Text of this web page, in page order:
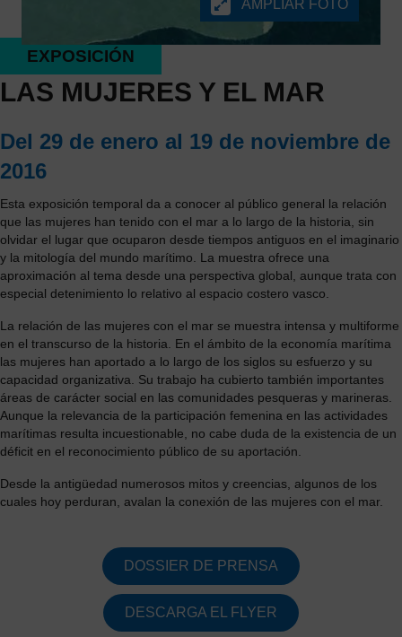
EXPOSICIÓN
LAS MUJERES Y EL MAR
Del 29 de enero al 19 de noviembre de
2016
Esta exposición temporal da a conocer al público general la relación
que las mujeres han tenido con el mar a lo largo de la historia, sin
olvidar el lugar que ocuparon desde tiempos antiguos en el imaginario
y la mitología del mundo marítimo. La muestra ofrece una
aproximación al tema desde una perspectiva global, aunque trata con
especial detenimiento lo relativo al espacio costero vasco.
La relación de las mujeres con el mar se muestra intensa y multiforme
en el transcurso de la historia. En el ámbito de la economía marítima
las mujeres han aportado a lo largo de los siglos su esfuerzo y su
capacidad organizativa. Su trabajo ha cubierto también importantes
áreas de carácter social en las comunidades pesqueras y marineras.
Aunque la relevancia de la participación femenina en las actividades
marítimas resulta incuestionable, no cabe duda de la existencia de un
déficit en el reconocimiento público de su aportación.
Desde la antigüedad numerosos mitos y creencias, algunos de los
cuales hoy perduran, avalan la conexión de las mujeres con el mar.
DOSSIER DE PRENSA
DESCARGA EL FLYER
AMPLIAR FOTO